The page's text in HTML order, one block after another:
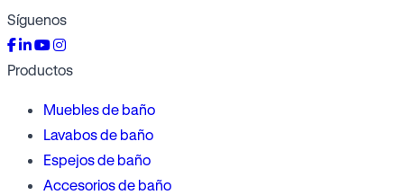
Síguenos
Productos
Muebles de baño
Lavabos de baño
Espejos de baño
Accesorios de baño